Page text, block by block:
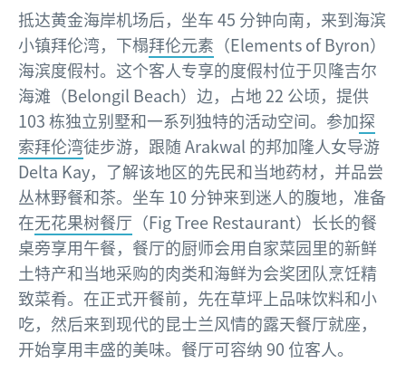
抵达黄金海岸机场后，坐车 45 分钟向南，来到海滨
小镇拜伦湾，下榻拜伦元素 （Elements of Byron）
海滨度假村。这个客人专享的度假村位于贝隆吉尔
海滩（Belongil Beach）边，占地 22 公顷，提供
103 栋独立别墅和一系列独特的活动空间。参加探
索拜伦湾徒步游，跟随 Arakwal 的邦加隆人女导游
Delta Kay，了解该地区的先民和当地药材，并品尝
丛林野餐和茶。坐车 10 分钟来到迷人的腹地，准备
在无花果树餐厅 （Fig Tree Restaurant）长长的餐
桌旁享用午餐，餐厅的厨师会用自家菜园里的新鲜
土特产和当地采购的肉类和海鲜为会奖团队烹饪精
致菜肴。在正式开餐前，先在草坪上品味饮料和小
吃，然后来到现代的昆士兰风情的露天餐厅就座，
开始享用丰盛的美味。餐厅可容纳 90 位客人。